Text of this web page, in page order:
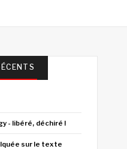
- libéré, déchiré !
sur le texte